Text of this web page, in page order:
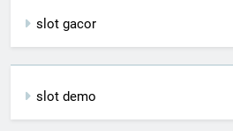
slot gacor
slot demo